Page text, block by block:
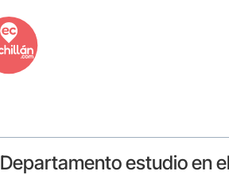
Departamento estudio en